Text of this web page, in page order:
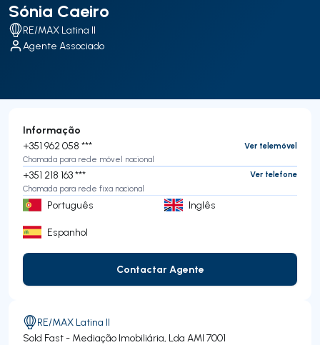
Sónia Caeiro
RE/MAX Latina II
Agente Associado
Informação
+351 962 058 ***
Ver telemóvel
Chamada para rede móvel nacional
+351 218 163 ***
Ver telefone
Chamada para rede fixa nacional
Português Inglês
Espanhol
Contactar Agente
Contactar Agente
RE/MAX Latina II
Sold Fast - Mediação Imobiliária, Lda AMI 7001